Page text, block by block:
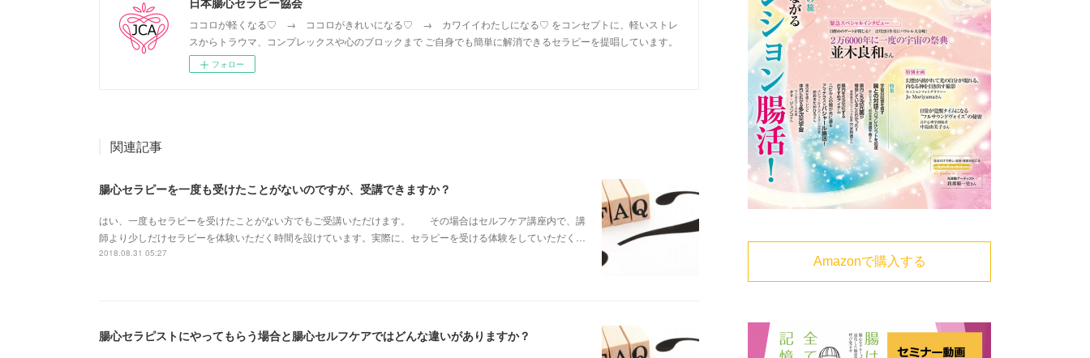
ココロが軽くなる♡ → ココロがきれいになる♡ → カワイイわたしになる♡ をコンセプトに、軽いストレ
スからトラウマ、コンプレックスや心のブロックまで ご自身でも簡単に解消できるセラピーを提唱しています。
フォロー
関連記事
腸心セラピーを一度も受けたことがないのですが、受講できますか？
はい、一度もセラピーを受けたことがない方でもご受講いただけます。 その場合はセルフケア講座内で、講
師より少しだけセラピーを体験いただく時間を設けています。実際に、セラピーを受ける体験をしていただく…
2018.08.31 05:27
腸心セラピストにやってもらう場合と腸心セルフケアではどんな違いがありますか？
Amazonで購入する